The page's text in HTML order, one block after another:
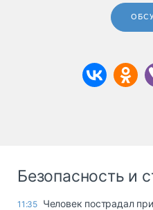
Безопасность и
11:35 Человек пострадал